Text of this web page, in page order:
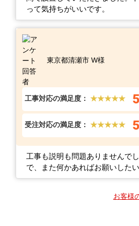
って気持ちがいいです。
東京都清瀬市 W様
工事対応の満足度： ★★★★★ 5
受注対応の満足度： ★★★★★ 5
工事も説明も問題ありませんで
で、また何かあればお願いした
お客様